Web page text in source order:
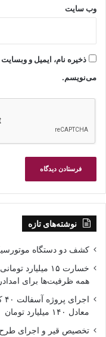
وب‌ سایت
ذخیره نام، ایمیل و
می‌نویسم.
نوشته‌های تازه
کشف دو دستگاه
خسارت ۱۵
همه ظرفیت‌ها برای
معادل ۱۴۰ میلیارد تومان
تخصیص قیر و اجرای